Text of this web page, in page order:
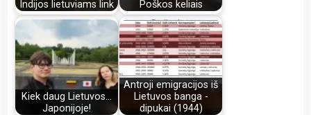
Indijos lietuviams link
Poškos keliais
Kiek daug Lietuvos...
Japonijoje!
Antroji emigracijos iš
Lietuvos banga -
dipukai (1944)